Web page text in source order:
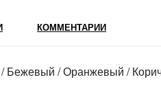
КОММЕНТАРИИ
Бежевый / Оранжевый /